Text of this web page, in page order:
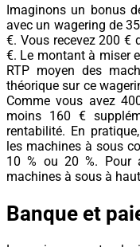
Imaginons un bonus
avec un wagering de
€. Vous recevez 200 €
€. Le montant à miser
RTP moyen des
théorique sur ce
Comme vous avez
moins 160 €
rentabilité. En
les machines à sous
10 % ou 20 %. Pour
machines à sous à
Banque et